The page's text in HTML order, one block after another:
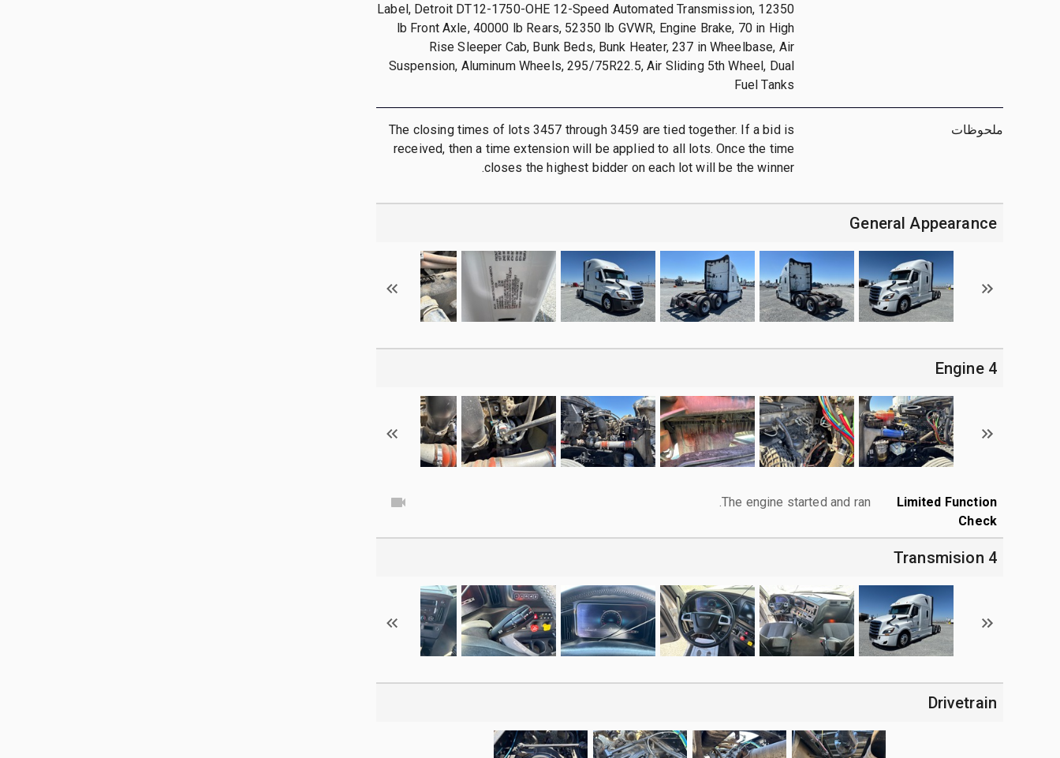
Label, Detroit DT12-1750-OHE 12-Speed Automated Transmission, 12350
lb Front Axle, 40000 lb Rears, 52350 lb GVWR, Engine Brake, 70 in High
Rise Sleeper Cab, Bunk Beds, Bunk Heater, 237 in Wheelbase, Air
Suspension, Aluminum Wheels, 295/75R22.5, Air Sliding 5th Wheel, Dual
Fuel Tanks
ملحوظات
The closing times of lots 3457 through 3459 are tied together. If a bid is
received, then a time extension will be applied to all lots. Once the time
closes the highest bidder on each lot will be the winner.
General Appearance
4 Engine
Limited Function
Check
The engine started and ran.
4 Transmision
Drivetrain